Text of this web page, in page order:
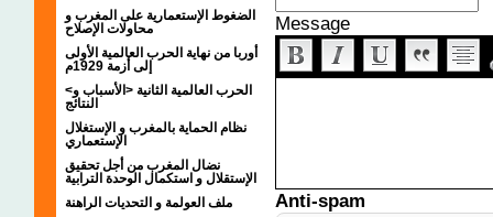
الضغوط الإستعمارية على المغرب و
محاولات الإصلاح
أوربا من نهاية الحرب العالمية الأولى
إلى أزمة 1929م
<الحرب العالمية الثانية <الأسباب و
النتائج
نظام الحماية بالمغرب و الإستغلال
الإستعماري
نضال المغرب من أجل تحقيق
الإستقلال و استكمال الوحدة الترابية
ملف العولمة و التحديات الراهنة
Message
Anti-spam